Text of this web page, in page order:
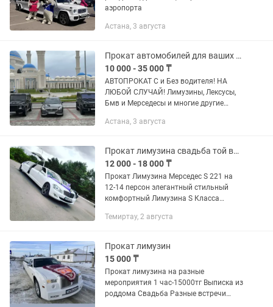
аэропорта
Астана, 3 августа
Прокат автомобилей для ваших мероприятий! Не дорого и красиво!
10 000 - 35 000 ₸
АВТОПРОКАТ С и Без водителя! НА
ЛЮБОЙ СЛУЧАЙ! Лимузины, Лексусы,
Бмв и Мерседесы и многие другие
автомобиль? Мы поможем подобрать
...
Астана, 3 августа
Прокат лимузина свадьба той выписка род дом
12 000 - 18 000 ₸
Прокат Лимузина Мерседес S 221 на
12-14 персон элегантный стильный
комфортный Лимузина S Класса
сервис по приемлемым
каждому...
Темиртау, 2 августа
Прокат лимузин
15 000 ₸
Прокат лимузина на разные
мероприятия 1 час-15000тг Выписка из
роддома Свадьба Разные встречи